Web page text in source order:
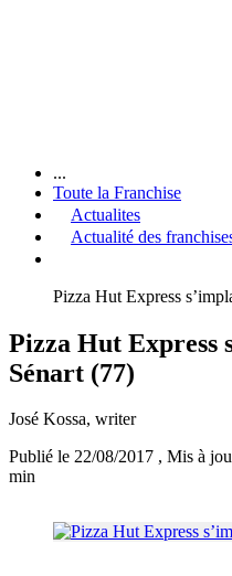
...
Toute la Franchise
Actualites
Actualité des
Pizza Hut Express
Pizza Hut Express
Sénart (77)
José Kossa, writer
Publié le 22/08/2017 , Mis à
min